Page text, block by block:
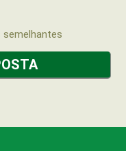
semelhantes